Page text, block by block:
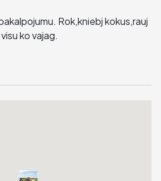
Rok,kniebj kokus,rauj
ko vajag.